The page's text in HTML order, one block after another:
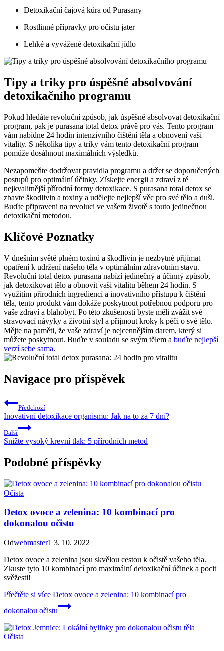
Detoxikační čajová kůra od Purasany
Rostlinné přípravky pro očistu jater
Lehké a vyvážené detoxikační jídlo
Tipy a triky pro úspěšné absolvování
detoxikačního programu
Pokud hledáte revoluční způsob, jak úspěšně absolvovat detoxikační
program, pak je purasana total detox právě pro vás. Tento program
vám nabídne 24 hodin intenzivního čištění těla a obnovení vaší
vitality. S několika tipy a triky vám tento detoxikační program
pomůže dosáhnout maximálních výsledků.
Nezapomeňte dodržovat pravidla programu a držet se doporučených
postupů pro optimální účinky. Získejte energii a zdraví z té
nejkvalitnější přírodní formy detoxikace. S purasana total detox se
zbavte škodlivin a toxiny a udělejte nejlepší věc pro své tělo a duši.
Buďte připraveni na revoluci ve vašem životě s touto jedinečnou
detoxikační metodou.
Klíčové Poznatky
V dnešním světě plném toxinů a škodlivin je nezbytné přijímat
opatření k udržení našeho těla v optimálním zdravotním stavu.
Revoluční total detox purasana nabízí jedinečný a účinný způsob,
jak detoxikovat tělo a obnovit vaši vitalitu během 24 hodin. S
využitím přírodních ingrediencí a inovativního přístupu k čištění
těla, tento produkt vám dokáže poskytnout potřebnou podporu pro
vaše zdraví a blahobyt. Po této zkušenosti byste měli zvážit své
stravovací návyky a životní styl a přijmout kroky k péči o své tělo.
Mějte na paměti, že vaše zdraví je nejcennějším darem, který si
můžete poskytnout. Buďte v souladu se svým tělem a buďte nejlepší
verzí sebe sama.
Navigace pro příspěvek
Předchozí
Inovativní detoxikace organismu: Jak na to za 7 dní?
Další
Snižte vysoký krevní tlak: 5 přírodních metod
Podobné příspěvky
Očista
Detox ovoce a zelenina: 10 kombinací pro
dokonalou očistu
Odwebmaster1 3. 10. 2022
Detox ovoce a zelenina jsou skvělou cestou k očistě vašeho těla.
Zkuste tyto 10 kombinací pro maximální detoxikační účinek a pocit
svěžesti!
Přečtěte si více Detox ovoce a zelenina: 10 kombinací pro
dokonalou očistu
Očista